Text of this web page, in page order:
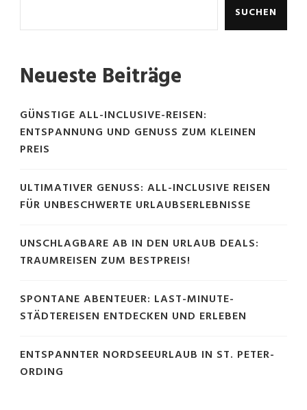
SUCHEN
Neueste Beiträge
GÜNSTIGE ALL-INCLUSIVE-REISEN:
ENTSPANNUNG UND GENUSS ZUM KLEINEN
PREIS
ULTIMATIVER GENUSS: ALL-INCLUSIVE REISEN
FÜR UNBESCHWERTE URLAUBSERLEBNISSE
UNSCHLAGBARE AB IN DEN URLAUB DEALS:
TRAUMREISEN ZUM BESTPREIS!
SPONTANE ABENTEUER: LAST-MINUTE-
STÄDTEREISEN ENTDECKEN UND ERLEBEN
ENTSPANNTER NORDSEEURLAUB IN ST. PETER-
ORDING